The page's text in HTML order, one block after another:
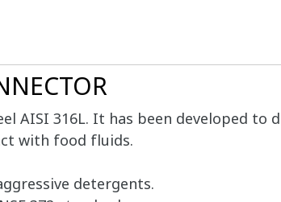
AISI 316L. It has been developed to
with food fluids.
detergents.